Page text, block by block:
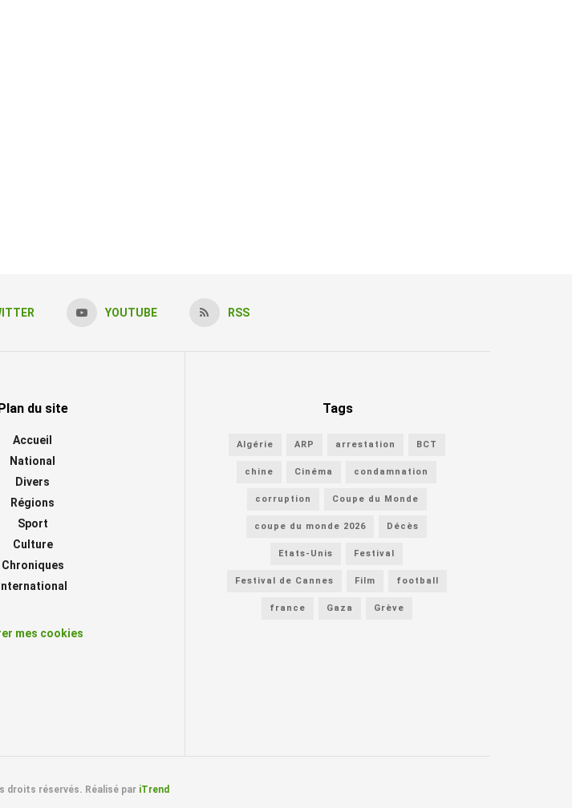
YOUTUBE RSS
Plan du site
Accueil
National
Divers
Régions
Sport
Culture
Chroniques
International
mes cookies
Tags
Algérie ARP arrestation BCT
chine Cinéma condamnation
corruption Coupe du Monde
coupe du monde 2026 Décès
Etats-Unis Festival
Festival de Cannes Film football
france Gaza Grève
droits réservés. Réalisé par iTrend